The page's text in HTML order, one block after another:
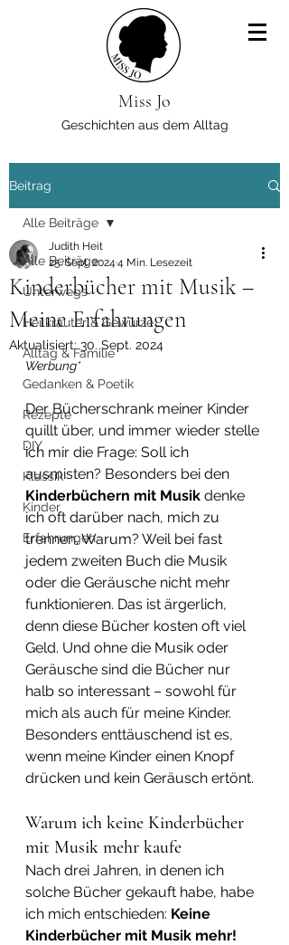
Miss Jo
Geschichten aus dem Alltag
Beitrag
Alle Beiträge
Unterwegs
Heilkräuter & Gewürze
Alltag & Familie
Gedanken & Poetik
Rezepte
DIY
Klassik
Kinder
Erfahrungen
Alle Beiträge
Kinderbücher mit Musik –
Meine Erfahrungen
Judith Heit
25. Sept. 2024 4 Min. Lesezeit
Aktualisiert: 30. Sept. 2024
Werbung*
Der Bücherschrank meiner Kinder
quillt über, und immer wieder stelle
ich mir die Frage: Soll ich
ausmisten? Besonders bei den
Kinderbüchern mit Musik denke
ich oft darüber nach, mich zu
trennen. Warum? Weil bei fast
jedem zweiten Buch die Musik
oder die Geräusche nicht mehr
funktionieren. Das ist ärgerlich,
denn diese Bücher kosten oft viel
Geld. Und ohne die Musik oder
Geräusche sind die Bücher nur
halb so interessant – sowohl für
mich als auch für meine Kinder.
Besonders enttäuschend ist es,
wenn meine Kinder einen Knopf
drücken und kein Geräusch ertönt.
Warum ich keine Kinderbücher
mit Musik mehr kaufe
Nach drei Jahren, in denen ich
solche Bücher gekauft habe, habe
ich mich entschieden: Keine
Kinderbücher mit Musik mehr!